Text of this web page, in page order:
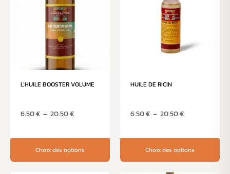
L’HUILE BOOSTER VOLUME
6.50€ – 20.50€
Choix des options
HUILE DE RICIN
6.50€ – 20.50€
Choix des options